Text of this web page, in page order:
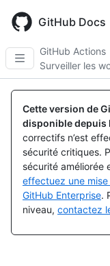
main
content
GitHub Docs
GitHub Actions
Surveiller les
Cette version de
disponible depuis
correctifs n’est
sécurité critiques.
sécurité améliorée
effectuez une
GitHub Enterprise.
niveau, contactez